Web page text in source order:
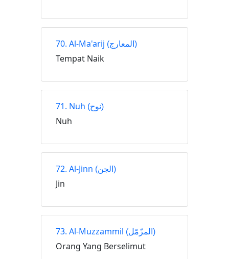
70. Al-Ma'arij (المعارج)
Tempat Naik
71. Nuh (نوح)
Nuh
72. Al-Jinn (الجن)
Jin
73. Al-Muzzammil (المزّمّل)
Orang Yang Berselimut